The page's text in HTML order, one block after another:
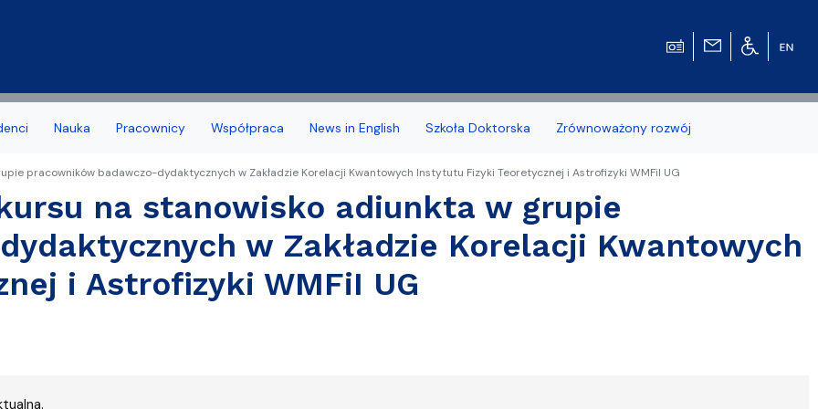
Causa
Kierunków
Deklaracja dostępności
1 roku
Biuro Karier
Jakość kształcenia
Programy studiów zakończonych naborów
Samorząd Studentów
Nauka
obrony, nagrody
Pracownicy Współpraca News in English Szkoła Doktorska Zrównoważony rozwój
pracowników badawczo-dydaktycznych w Zakładzie Korelacji Kwantowych Instytutu Fizyki Teoretycznej i Astrofizyki WMFiI UG
na stanowisko adiunkta w grupie
w Zakładzie Korelacji Kwantowych
i Astrofizyki WMFiI UG